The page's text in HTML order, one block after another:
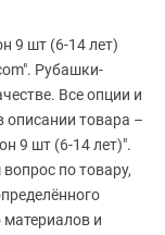
9 шт (6-14 лет)
Рубашки-
Все опции и
описании товара –
9 шт (6-14 лет)".
по товару,
материалов и